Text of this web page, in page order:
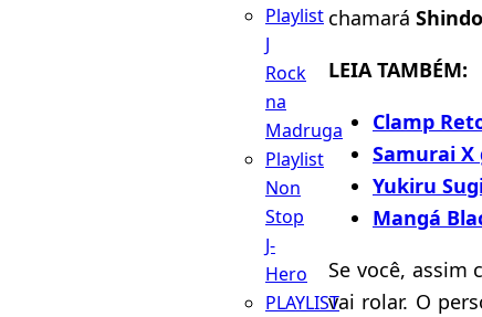
Playlist
J
Rock
na
Madruga
Playlist
Non
Stop
J-
Hero
PLAYLIST
chamará
LEIA TAMBÉM:
Clamp
Samurai
Yukiru
Mangá
Se você,
vai rolar. O